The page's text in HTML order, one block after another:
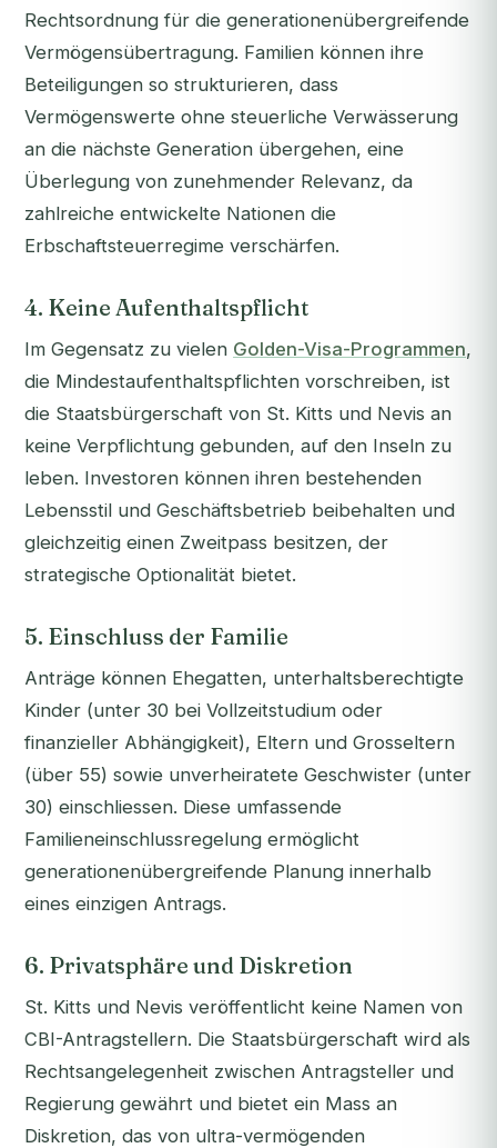
Rechtsordnung für die generationenübergreifende
Vermögensübertragung. Familien können ihre
Beteiligungen so strukturieren, dass
Vermögenswerte ohne steuerliche Verwässerung
an die nächste Generation übergehen, eine
Überlegung von zunehmender Relevanz, da
zahlreiche entwickelte Nationen die
Erbschaftsteuerregime verschärfen.
4. Keine Aufenthaltspflicht
Im Gegensatz zu vielen Golden-Visa-Programmen,
die Mindestaufenthaltspflichten vorschreiben, ist
die Staatsbürgerschaft von St. Kitts und Nevis an
keine Verpflichtung gebunden, auf den Inseln zu
leben. Investoren können ihren bestehenden
Lebensstil und Geschäftsbetrieb beibehalten und
gleichzeitig einen Zweitpass besitzen, der
strategische Optionalität bietet.
5. Einschluss der Familie
Anträge können Ehegatten, unterhaltsberechtigte
Kinder (unter 30 bei Vollzeitstudium oder
finanzieller Abhängigkeit), Eltern und Grosseltern
(über 55) sowie unverheiratete Geschwister (unter
30) einschliessen. Diese umfassende
Familieneinschlussregelung ermöglicht
generationenübergreifende Planung innerhalb
eines einzigen Antrags.
6. Privatsphäre und Diskretion
St. Kitts und Nevis veröffentlicht keine Namen von
CBI-Antragstellern. Die Staatsbürgerschaft wird als
Rechtsangelegenheit zwischen Antragsteller und
Regierung gewährt und bietet ein Mass an
Diskretion, das von ultra-vermögenden